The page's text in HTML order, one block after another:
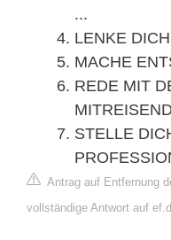
...
LENKE
MACHE
REDE MIT
STELLE
Antrag auf Entfernung
vollständige Antwort auf